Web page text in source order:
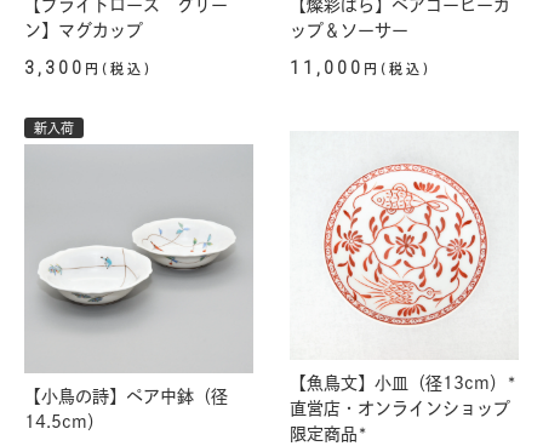
【ブライトローズ グリー
ン】マグカップ
3,300 円(税込)
【燦彩ばら】ペアコーヒーカ
ップ＆ソーサー
11,000 円(税込)
新入荷
【小鳥の詩】ペア中鉢（径
14.5cm）
【魚鳥文】小皿（径13cm）*
直営店・オンラインショップ
限定商品*